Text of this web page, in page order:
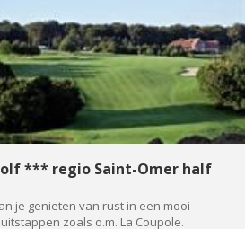
*** regio Saint-Omer half
je genieten van rust in een mooi
zoals o.m. La Coupole.